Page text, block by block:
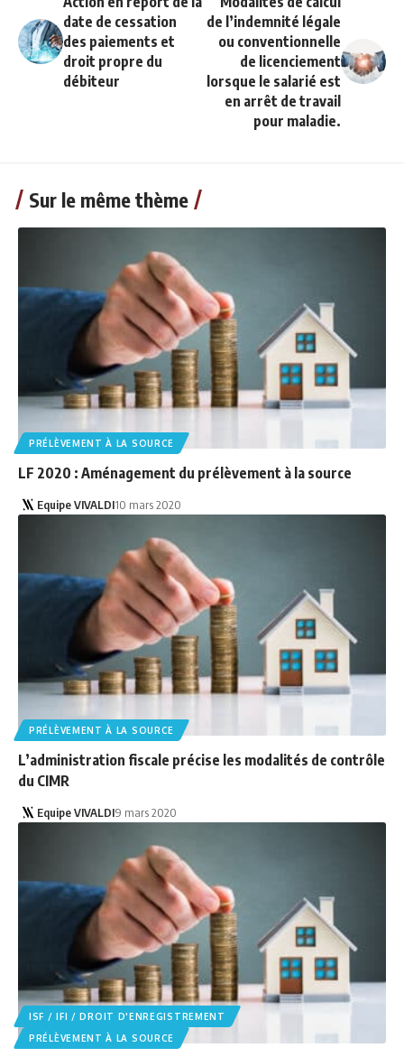
date de cessation
des paiements et
droit propre du
débiteur
de l’indemnité légale
ou conventionnelle
de licenciement
lorsque le salarié est
en arrêt de travail
pour maladie.
Sur le même thème
PRÉLÈVEMENT À LA SOURCE
LF 2020 : Aménagement du prélèvement à la source
Equipe VIVALDI10 mars 2020
PRÉLÈVEMENT À LA SOURCE
L’administration fiscale précise les modalités de contrôle
du CIMR
Equipe VIVALDI9 mars 2020
ISF / IFI / DROIT D'ENREGISTREMENT
PRÉLÈVEMENT À LA SOURCE